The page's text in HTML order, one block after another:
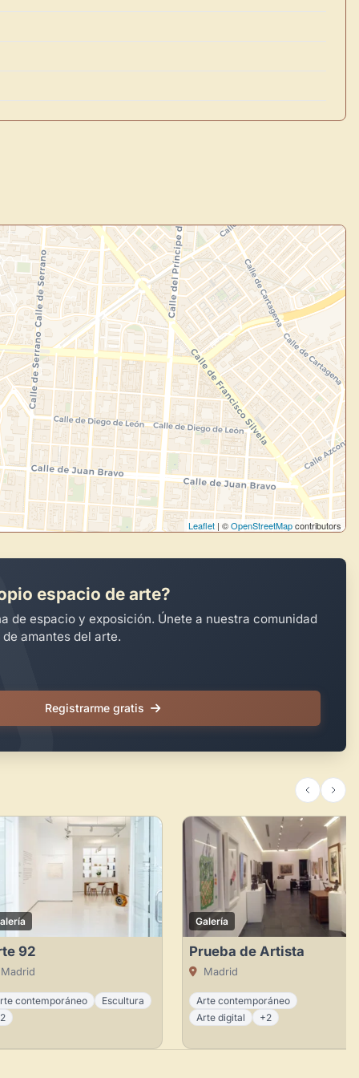
Leaflet | ©OpenStreetMapcontributors
espacio de arte?
de espacio y exposición. Únete a nuestra comunidad
amantes del arte.
Registrarme gratis
92
Madrid
contemporáneo
Escultura
Galería
Prueba de Artista
Madrid
Arte contemporáneo
Arte digital
+2
Panel de Usuario: tu
tu arte.
Crea eventos y noticias